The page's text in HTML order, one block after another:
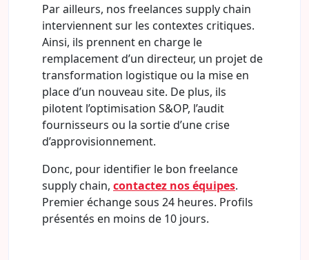
Par ailleurs, nos freelances supply chain
interviennent sur les contextes critiques.
Ainsi, ils prennent en charge le
remplacement d’un directeur, un projet de
transformation logistique ou la mise en
place d’un nouveau site. De plus, ils
pilotent l’optimisation S&OP, l’audit
fournisseurs ou la sortie d’une crise
d’approvisionnement.
Donc, pour identifier le bon freelance
supply chain, contactez nos équipes.
Premier échange sous 24 heures. Profils
présentés en moins de 10 jours.